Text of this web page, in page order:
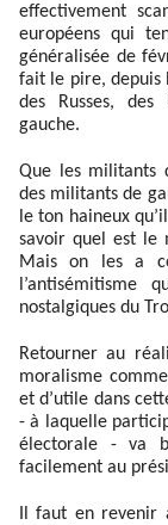
effectivement
européens qui
généralisée de
fait le pire, depuis
des Russes, des
gauche.
Que les militants
des militants de
le ton haineux
savoir quel est le
Mais on les a
nostalgiques du
Retourner au
moralisme
et d’utile dans
- à laquelle
électorale - va
facilement au
Il faut en revenir